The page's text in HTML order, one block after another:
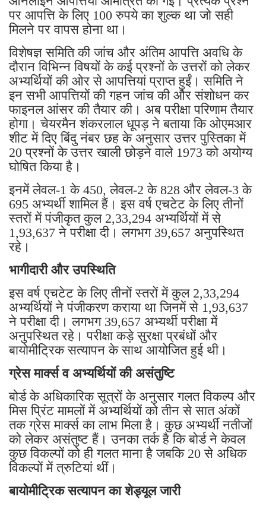
पर आपत्ति के लिए 100 रुपये का शुल्क था जो सही
मिलने पर वापस होना था।
विशेषज्ञ समिति की जांच और अंतिम आपत्ति अवधि के
दौरान विभिन्न विषयों के कई प्रश्नों के उत्तरों को लेकर
अभ्यर्थियों की ओर से आपत्तियां प्राप्त हुईं। समिति ने
इन सभी आपत्तियों की गहन जांच की और संशोधन कर
फाइनल आंसर की तैयार की। अब परीक्षा परिणाम तैयार
होगा। चेयरमैन शंकरलाल धूपड़ ने बताया कि ओएमआर
शीट में दिए बिंदु नंबर छह के अनुसार उत्तर पुस्तिका में
20 प्रश्नों के उत्तर खाली छोड़ने वाले 1973 को अयोग्य
घोषित किया है।
इनमें लेवल-1 के 450, लेवल-2 के 828 और लेवल-3 के
695 अभ्यर्थी शामिल हैं। इस वर्ष एचटेट के लिए तीनों
स्तरों में पंजीकृत कुल 2,33,294 अभ्यर्थियों में से
1,93,637 ने परीक्षा दी। लगभग 39,657 अनुपस्थित
रहे।
भागीदारी और उपस्थिति
इस वर्ष एचटेट के लिए तीनों स्तरों में कुल 2,33,294
अभ्यर्थियों ने पंजीकरण कराया था जिनमें से 1,93,637
ने परीक्षा दी। लगभग 39,657 अभ्यर्थी परीक्षा में
अनुपस्थित रहे। परीक्षा कड़े सुरक्षा प्रबंधों और
बायोमीट्रिक सत्यापन के साथ आयोजित हुई थी।
ग्रेस मार्क्स व अभ्यर्थियों की असंतुष्टि
बोर्ड के अधिकारिक सूत्रों के अनुसार गलत विकल्प और
मिस प्रिंट मामलों में अभ्यर्थियों को तीन से सात अंकों
तक ग्रेस मार्क्स का लाभ मिला है। कुछ अभ्यर्थी नतीजों
को लेकर असंतुष्ट हैं। उनका तर्क है कि बोर्ड ने केवल
कुछ विकल्पों को ही गलत माना है जबकि 20 से अधिक
विकल्पों में त्रुटियां थीं।
बायोमीट्रिक सत्यापन का शेड्यूल जारी